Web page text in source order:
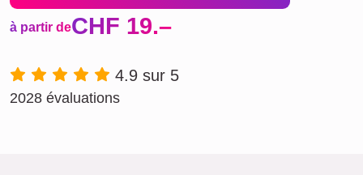
à partir deCHF 19.–
4.9 sur 5
2028 évaluations